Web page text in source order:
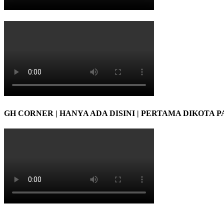
GH CORNER | HANYA ADA DISINI | PERTAMA DIKOTA